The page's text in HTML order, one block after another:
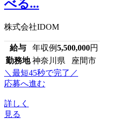
べる...
株式会社IDOM
給与 年収例5,500,000円
勤務地 神奈川県 座間市
＼最短45秒で完了／
応募へ進む
詳しく
見る